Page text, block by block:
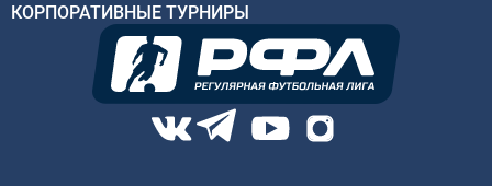
КОРПОРАТИВНЫЕ ТУРНИРЫ